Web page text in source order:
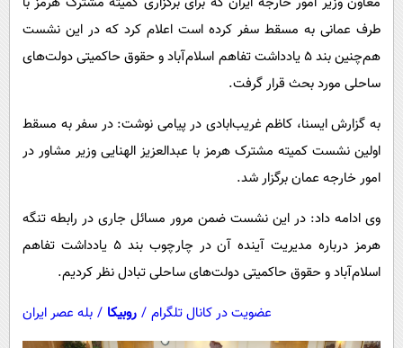
سرگرمی
بین الملل
اجتماعی
حیات وحش
سیاست خارجی
پیامک
طرف عمانی به مسقط سفر کرده است اعلام کرد که در این نشست
هم‌چنین بند 5 یادداشت تفاهم اسلام‌آباد و حقوق حاکمیتی دولت‌های
ساحلی مورد بحث قرار گرفت.
به گزارش ایسنا، کاظم غریب‌ابادی در پیامی نوشت: در سفر به مسقط
اولین نشست کمیته مشترک هرمز با عبدالعزیز الهنایی وزیر مشاور در
امور خارجه عمان برگزار شد.
وی ادامه داد: در این نشست ضمن مرور مسائل جاری در رابطه تنگه
هرمز درباره مدیریت آینده آن در چارچوب بند 5 یادداشت تفاهم
اسلام‌آباد و حقوق حاکمیتی دولت‌های ساحلی تبادل نظر کردیم.
عضویت در کانال تلگرام / روبیکا / بله عصر ایران